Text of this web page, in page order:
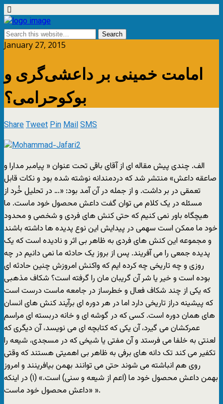
January 27, 2015
امامت خمينی بر داعشی‌گری و
بوکوحرامی؟
ShareTweetPinMailSMS
الف. چندی پيش مقاله ای از آقای باقی تحت عنوان « پيامبر مدارا و
صاعقه داعش» منتشر شد که دردمندانه نوشته شده بود و نکات قابل
تعمقی در بر داشت. و از جمله در آن آمد بود: «… در تحليل خُرد از
مسئله در يک کلام می توان گفت داعش محصول خود ماست. ما
هيچگاه باور نمی کنيم که حتی کنش های فردی و شخصی و محدود
خود ما ممکن است سهمی در پيدايش اين نوع پديده ها داشته باشند
و مجموعه اين کنش های فردی به ظاهر بی اثر و ناديده است که يک
پديده جمعی را می آفريند. پس از بروز يک حادثه ما نمی دانيم در چه
روزی و چه تاريخی چه کرده ايم که واکنش امروزش چنين حادثه ای
بوده است و خير يا شر آن گريبان مان را گرفته است؟ شکاف مذهبی
که يکی از چند شکاف فعال و خطرساز در جامعه ماست درست است
که پيشينه دراز تاريخی دارد اما در هر دوره ای برآيند کنش های انسان
های همان دوره است. کسی که در گوشه ای و خانه دربسته ای مراسم
عمرکشان می گيرد، آن يکی که کتابچه ای می نويسد، آن ديگری که
لعنتی به خلفا می فرستد و آن مفتی يا شيخی که در مسجدی، شيعه را
تکفير می کند تک دانه های برفی به ظاهر بی اهميتی هستند که وقتی
روی هم انباشته می شوند حتی می توانند بهمن بيافرينند و امروز
بهمن داعش محصول خود ما (اعم از شيعه و سنی) است.» (۱) در اينکه
«داعش محصول خود ماست ».